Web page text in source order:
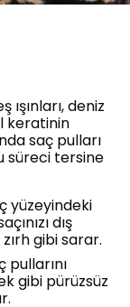
deniz
keratinin
saç pulları
süreci tersine
yüzeyindeki
dış
gibi sarar.
pullarını
gibi pürüzsüz